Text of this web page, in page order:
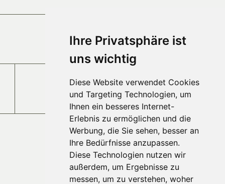
Ihre Privatsphäre ist
uns wichtig
Diese Website verwendet Cookies
und Targeting Technologien, um
Ihnen ein besseres Internet-
Erlebnis zu ermöglichen und die
Werbung, die Sie sehen, besser an
Ihre Bedürfnisse anzupassen.
Diese Technologien nutzen wir
außerdem, um Ergebnisse zu
messen, um zu verstehen, woher
Anfahrt
Jobs und Karriere